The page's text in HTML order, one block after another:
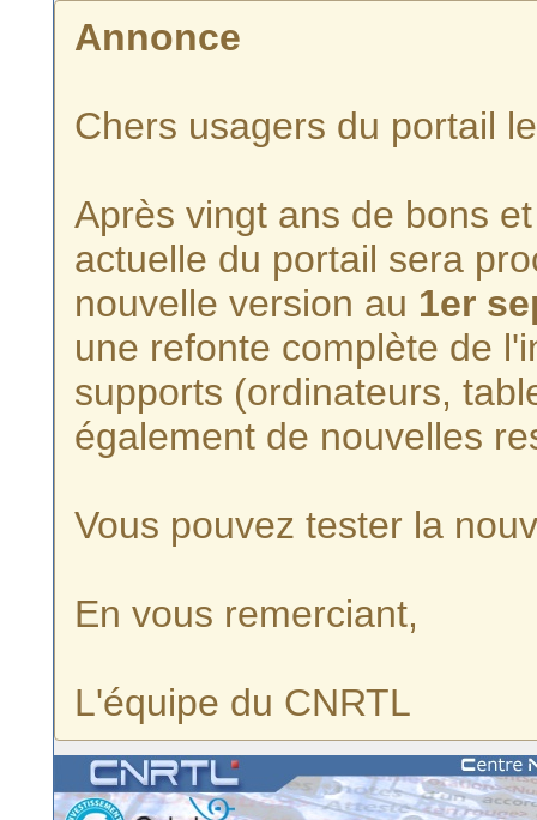
Annonce
Chers usagers du portail
Après vingt ans de bons
actuelle du portail sera
nouvelle version au 1er
une refonte complète de
supports (ordinateurs,
également de nouvelles
Vous pouvez tester la
En vous remerciant,
L'équipe du CNRTL